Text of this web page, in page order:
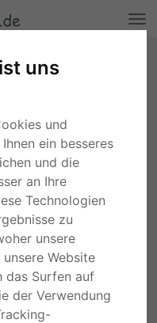
uns
und
ein besseres
und die
an Ihre
Technologien
zu
unsere
Website
das Surfen auf
der Verwendung
Baumhörnchen -